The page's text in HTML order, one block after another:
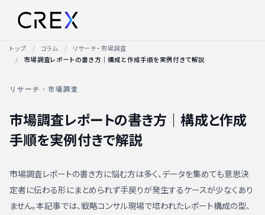
トップ コラム
リサーチ・市場調査
市場調査レポートの書き方｜構成と作成手順を実例付きで解説
リサーチ・市場調査
市場調査レポートの書き方｜構成と作成
手順を実例付きで解説
市場調査レポートの書き方に悩む方は多く、データを集めても意思決
定者に伝わる形にまとめられず手戻りが発生するケースが少なくあり
ません。本記事では、戦略コンサル現場で培われたレポート構成の型、